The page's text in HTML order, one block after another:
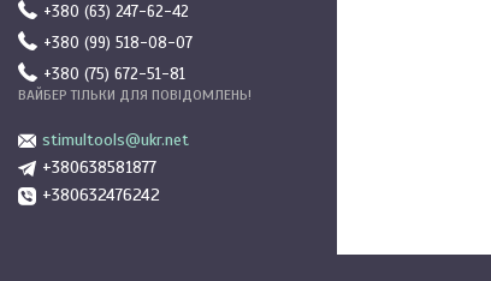
+380 (63) 247-62-42
+380 (99) 518-08-07
+380 (75) 672-51-81
ВАЙБЕР ТІЛЬКИ ДЛЯ ПОВІДОМЛЕНЬ!
stimultools@ukr.net
+380638581877
+380632476242